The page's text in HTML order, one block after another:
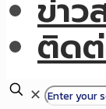
ข่าว
ติดต่
✕